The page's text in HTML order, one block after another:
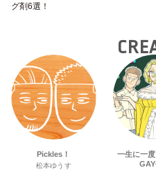
グ剤6選！
Pickles！
松本ゆうす
一生に一